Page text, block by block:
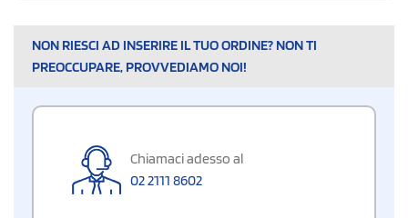
NON RIESCI AD INSERIRE IL TUO ORDINE? NON TI
PREOCCUPARE, PROVVEDIAMO NOI!
Chiamaci adesso al
02 2111 8602